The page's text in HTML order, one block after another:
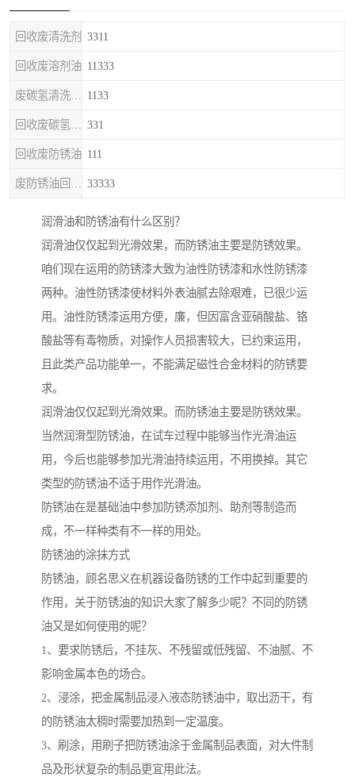
回收废清洗剂 3311
回收废溶剂油 11333
1133
331
回收废防锈油 111
33333
润滑油和防锈油有什么区别？
润滑油仅仅起到光滑效果，而防锈油主要是防锈效果。
咱们现在运用的防锈漆大致为油性防锈漆和水性防锈漆
两种。油性防锈漆使材料外表油腻去除艰难，已很少运
用。油性防锈漆运用方便，廉，但因富含亚硝酸盐、铬
酸盐等有毒物质，对操作人员损害较大，已约束运用，
且此类产品功能单一，不能满足磁性合金材料的防锈要
求。
润滑油仅仅起到光滑效果。而防锈油主要是防锈效果。
当然润滑型防锈油，在试车过程中能够当作光滑油运
用，今后也能够参加光滑油持续运用，不用换掉。其它
类型的防锈油不适于用作光滑油。
防锈油在是基础油中参加防锈添加剂、助剂等制造而
成，不一样种类有不一样的用处。
防锈油的涂抹方式
防锈油，顾名思义在机器设备防锈的工作中起到重要的
作用，关于防锈油的知识大家了解多少呢？不同的防锈
油又是如何使用的呢？
1、要求防锈后，不挂灰、不残留或低残留、不油腻、不
影响金属本色的场合。
2、浸涂，把金属制品浸入液态防锈油中，取出沥干，有
的防锈油太稠时需要加热到一定温度。
3、刷涂，用刷子把防锈油涂于金属制品表面，对大件制
品及形状复杂的制品更宜用此法。